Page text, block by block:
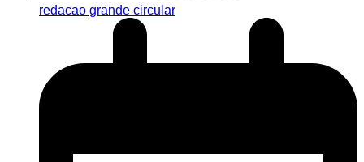
redacao grande circular